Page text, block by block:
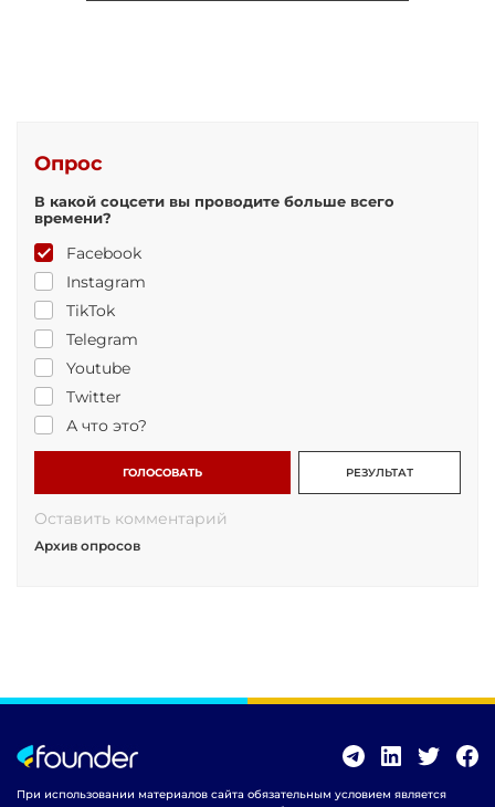
Опрос
В какой соцсети вы проводите больше всего
времени?
Facebook
Instagram
TikTok
Telegram
Youtube
Twitter
А что это?
ГОЛОСОВАТЬ РЕЗУЛЬТАТ
Оставить комментарий
Архив опросов
При использовании материалов сайта обязательным условием является